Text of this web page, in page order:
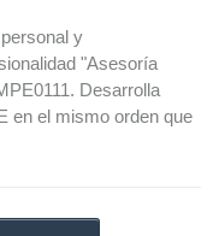
y
"Asesoría
Desarrolla
en el mismo orden que